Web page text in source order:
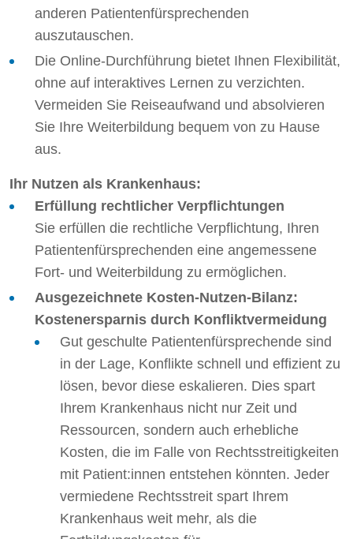
anderen Patientenfürsprechenden
auszutauschen.
Die Online-Durchführung bietet Ihnen Flexibilität,
ohne auf interaktives Lernen zu verzichten.
Vermeiden Sie Reiseaufwand und absolvieren
Sie Ihre Weiterbildung bequem von zu Hause
aus.
Ihr Nutzen als Krankenhaus:
Erfüllung rechtlicher Verpflichtungen
Sie erfüllen die rechtliche Verpflichtung, Ihren
Patientenfürsprechenden eine angemessene
Fort- und Weiterbildung zu ermöglichen.
Ausgezeichnete Kosten-Nutzen-Bilanz:
Kostenersparnis durch Konfliktvermeidung
Gut geschulte Patientenfürsprechende sind
in der Lage, Konflikte schnell und effizient zu
lösen, bevor diese eskalieren. Dies spart
Ihrem Krankenhaus nicht nur Zeit und
Ressourcen, sondern auch erhebliche
Kosten, die im Falle von Rechtsstreitigkeiten
mit Patient:innen entstehen könnten. Jeder
vermiedene Rechtsstreit spart Ihrem
Krankenhaus weit mehr, als die